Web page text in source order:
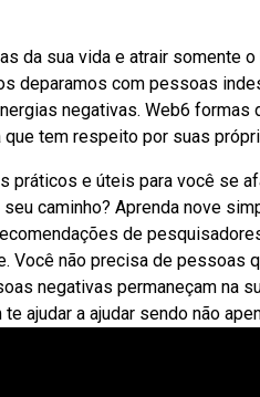
da sua vida e atrair somente
deparamos com pessoas
negativas. Web6
tem respeito por suas
práticos e úteis para você se
caminho? Aprenda nove
de
Você não precisa de pessoas
negativas permaneçam na
ajudar a ajudar sendo não